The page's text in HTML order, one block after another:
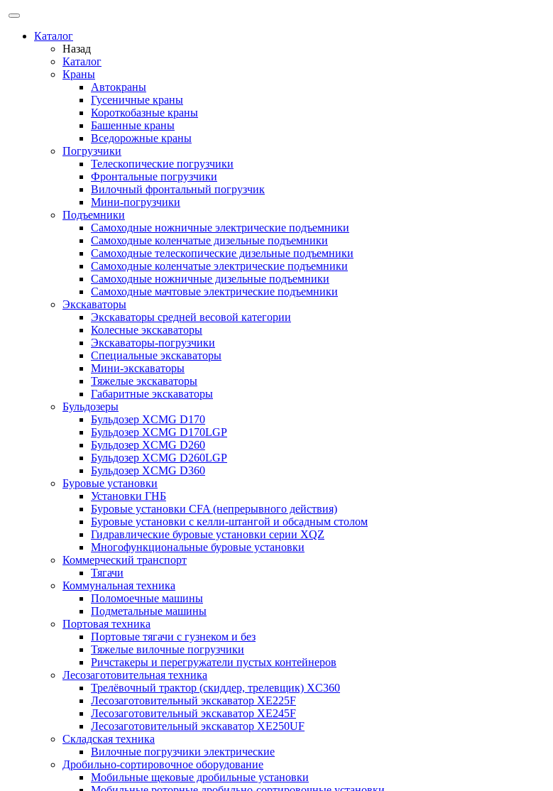
Каталог
Назад
Каталог
Краны
Автокраны
Гусеничные краны
Короткобазные краны
Башенные краны
Вcедорожные краны
Погрузчики
Телескопические погрузчики
Фронтальные погрузчики
Вилочный фронтальный погрузчик
Мини-погрузчики
Подъемники
Самоходные ножничные электрические подъемники
Самоходные коленчатые дизельные подъемники
Самоходные телескопические дизельные подъемники
Самоходные коленчатые электрические подъемники
Самоходные ножничные дизельные подъемники
Самоходные мачтовые электрические подъемники
Экскаваторы
Экскаваторы средней весовой категории
Колесные экскаваторы
Экскаваторы-погрузчики
Специальные экскаваторы
Мини-экскаваторы
Тяжелые экскаваторы
Габаритные экскаваторы
Бульдозеры
Бульдозер XCMG D170
Бульдозер XCMG D170LGP
Бульдозер XCMG D260
Бульдозер XCMG D260LGP
Бульдозер XCMG D360
Буровые установки
Установки ГНБ
Буровые установки CFA (непрерывного действия)
Буровые установки с келли-штангой и обсадным столом
Гидравлические буровые установки серии XQZ
Многофункциональные буровые установки
Коммерческий транспорт
Тягачи
Коммунальная техника
Поломоечные машины
Подметальные машины
Портовая техника
Портовые тягачи с гузнеком и без
Тяжелые вилочные погрузчики
Ричстакеры и перегружатели пустых контейнеров
Лесозаготовительная техника
Трелёвочный трактор (скиддер, трелевщик) XC360
Лесозаготовительный экскаватор XE225F
Лесозаготовительный экскаватор XE245F
Лесозаготовительный экскаватор XE250UF
Складская техника
Вилочные погрузчики электрические
Дробильно-сортировочное оборудование
Мобильные щековые дробильные установки